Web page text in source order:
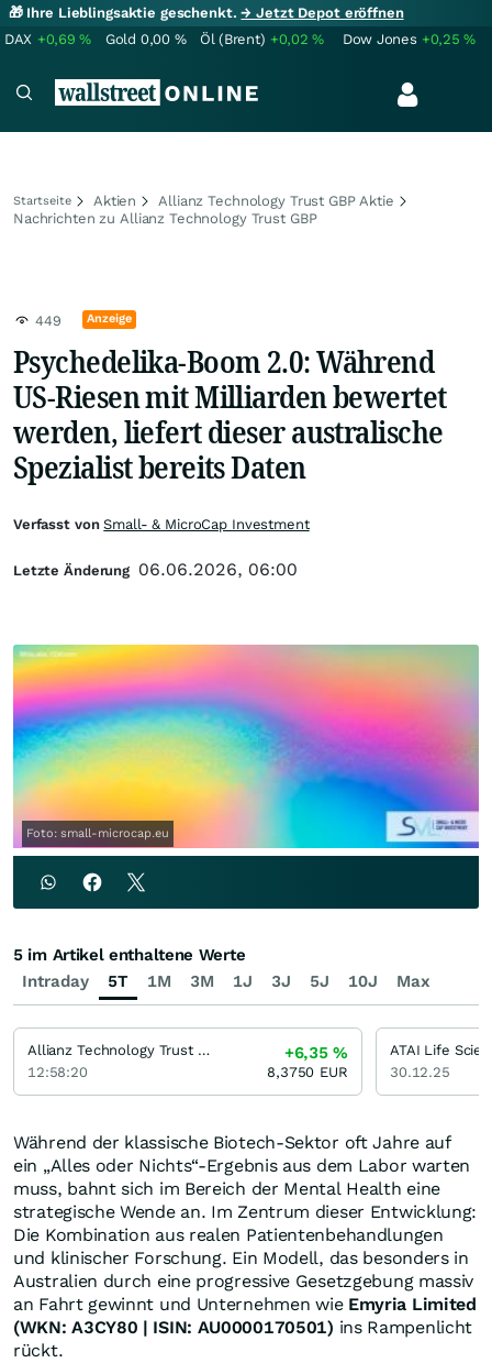
🎁 Ihre Lieblingsaktie geschenkt.→ Jetzt Depot eröffnen
DAX +0,69% Gold 0,00 % Öl (Brent) +0,02% Dow Jones +0,25%
Startseite Aktien
Allianz Technology Trust GBP Aktie
Nachrichten zu Allianz Technology Trust GBP
449 Anzeige
Psychedelika-Boom 2.0: Während
US-Riesen mit Milliarden bewertet
werden, liefert dieser australische
Spezialist bereits Daten
Foto: small-microcap.eu
Während der klassische Biotech-Sektor oft Jahre auf
ein „Alles oder Nichts“-Ergebnis aus dem Labor warten
muss, bahnt sich im Bereich der Mental Health eine
strategische Wende an. Im Zentrum dieser Entwicklung:
Die Kombination aus realen Patientenbehandlungen
und klinischer Forschung. Ein Modell, das besonders in
Australien durch eine progressive Gesetzgebung massiv
an Fahrt gewinnt und Unternehmen wie Emyria Limited
(WKN: A3CY80 | ISIN: AU0000170501) ins Rampenlicht
rückt.
Verfasst vonSmall- & MicroCap Investment
Letzte Änderung 06.06.2026, 06:00
Intraday 5T 1M 3M 1J 3J 5J 10J Max
5 im Artikel enthaltene Werte
Allianz Technology Trust GBP
12:58:20
+6,35%
8,3750 EUR
ATAI Life
30.12.25